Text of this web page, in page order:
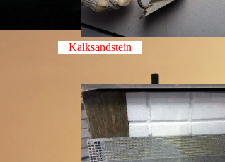
Kalksandstein